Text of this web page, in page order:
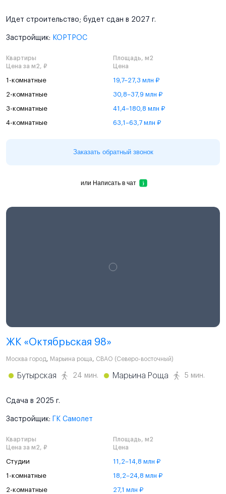
Идет строительство; будет сдан в 2027 г.
Застройщик: КОРТРОС
Квартиры
Площадь, м2
Цена за м2, ₽
Цена
1-комнатные 19,7–27,3 млн ₽
2-комнатные 30,8–37,9 млн ₽
3-комнатные 41,4–180,8 млн ₽
4-комнатные 63,1–63,7 млн ₽
Заказать обратный звонок
или Написать в чат
ЖК «Октябрьская 98»
Москва город, Марьина роща, СВАО (Северо-восточный)
Бутырская 24 мин. Марьина Роща 5 мин.
Сдача в 2025 г.
Застройщик: ГК Самолет
Квартиры
Площадь, м2
Цена за м2, ₽
Цена
Студии 11,2–14,8 млн ₽
1-комнатные 18,2–24,8 млн ₽
2-комнатные 27,1 млн ₽